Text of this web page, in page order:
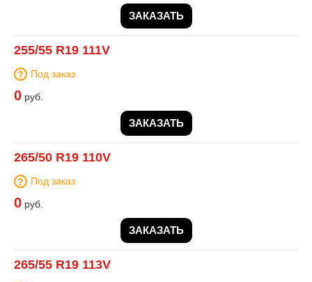
ЗАКАЗАТЬ
255/55 R19 111V
Под заказ
0 руб.
ЗАКАЗАТЬ
265/50 R19 110V
Под заказ
0 руб.
ЗАКАЗАТЬ
265/55 R19 113V